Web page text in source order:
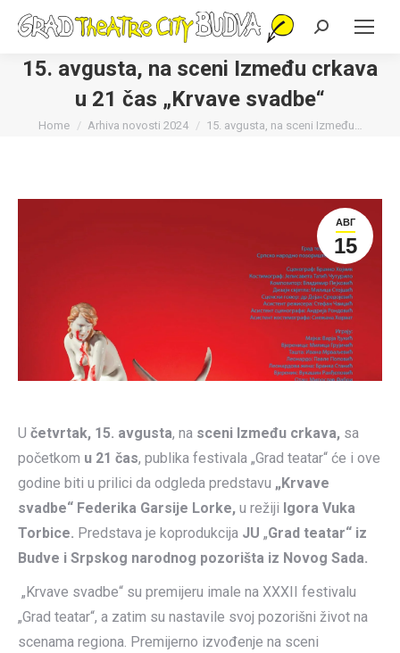
Search:
15. avgusta, na sceni Između crkava
u 21 čas „Krvave svadbe“
You are here:
Home Arhiva novosti 2024 15. avgusta, na sceni Između…
АВГ
15
U četvrtak, 15. avgusta, na sceni Između crkava, sa
početkom u 21 čas, publika festivala „Grad teatar“ će i ove
godine biti u prilici da odgleda predstavu „Krvave
svadbe“ Federika Garsije Lorke, u režiji Igora Vuka
Torbice. Predstava je koprodukcija JU „Grad teatar“ iz
Budve i Srpskog narodnog pozorišta iz Novog Sada.
„Krvave svadbe“ su premijeru imale na XXXII festivalu
„Grad teatar“, a zatim su nastavile svoj pozorišni život na
scenama regiona. Premijerno izvođenje na sceni